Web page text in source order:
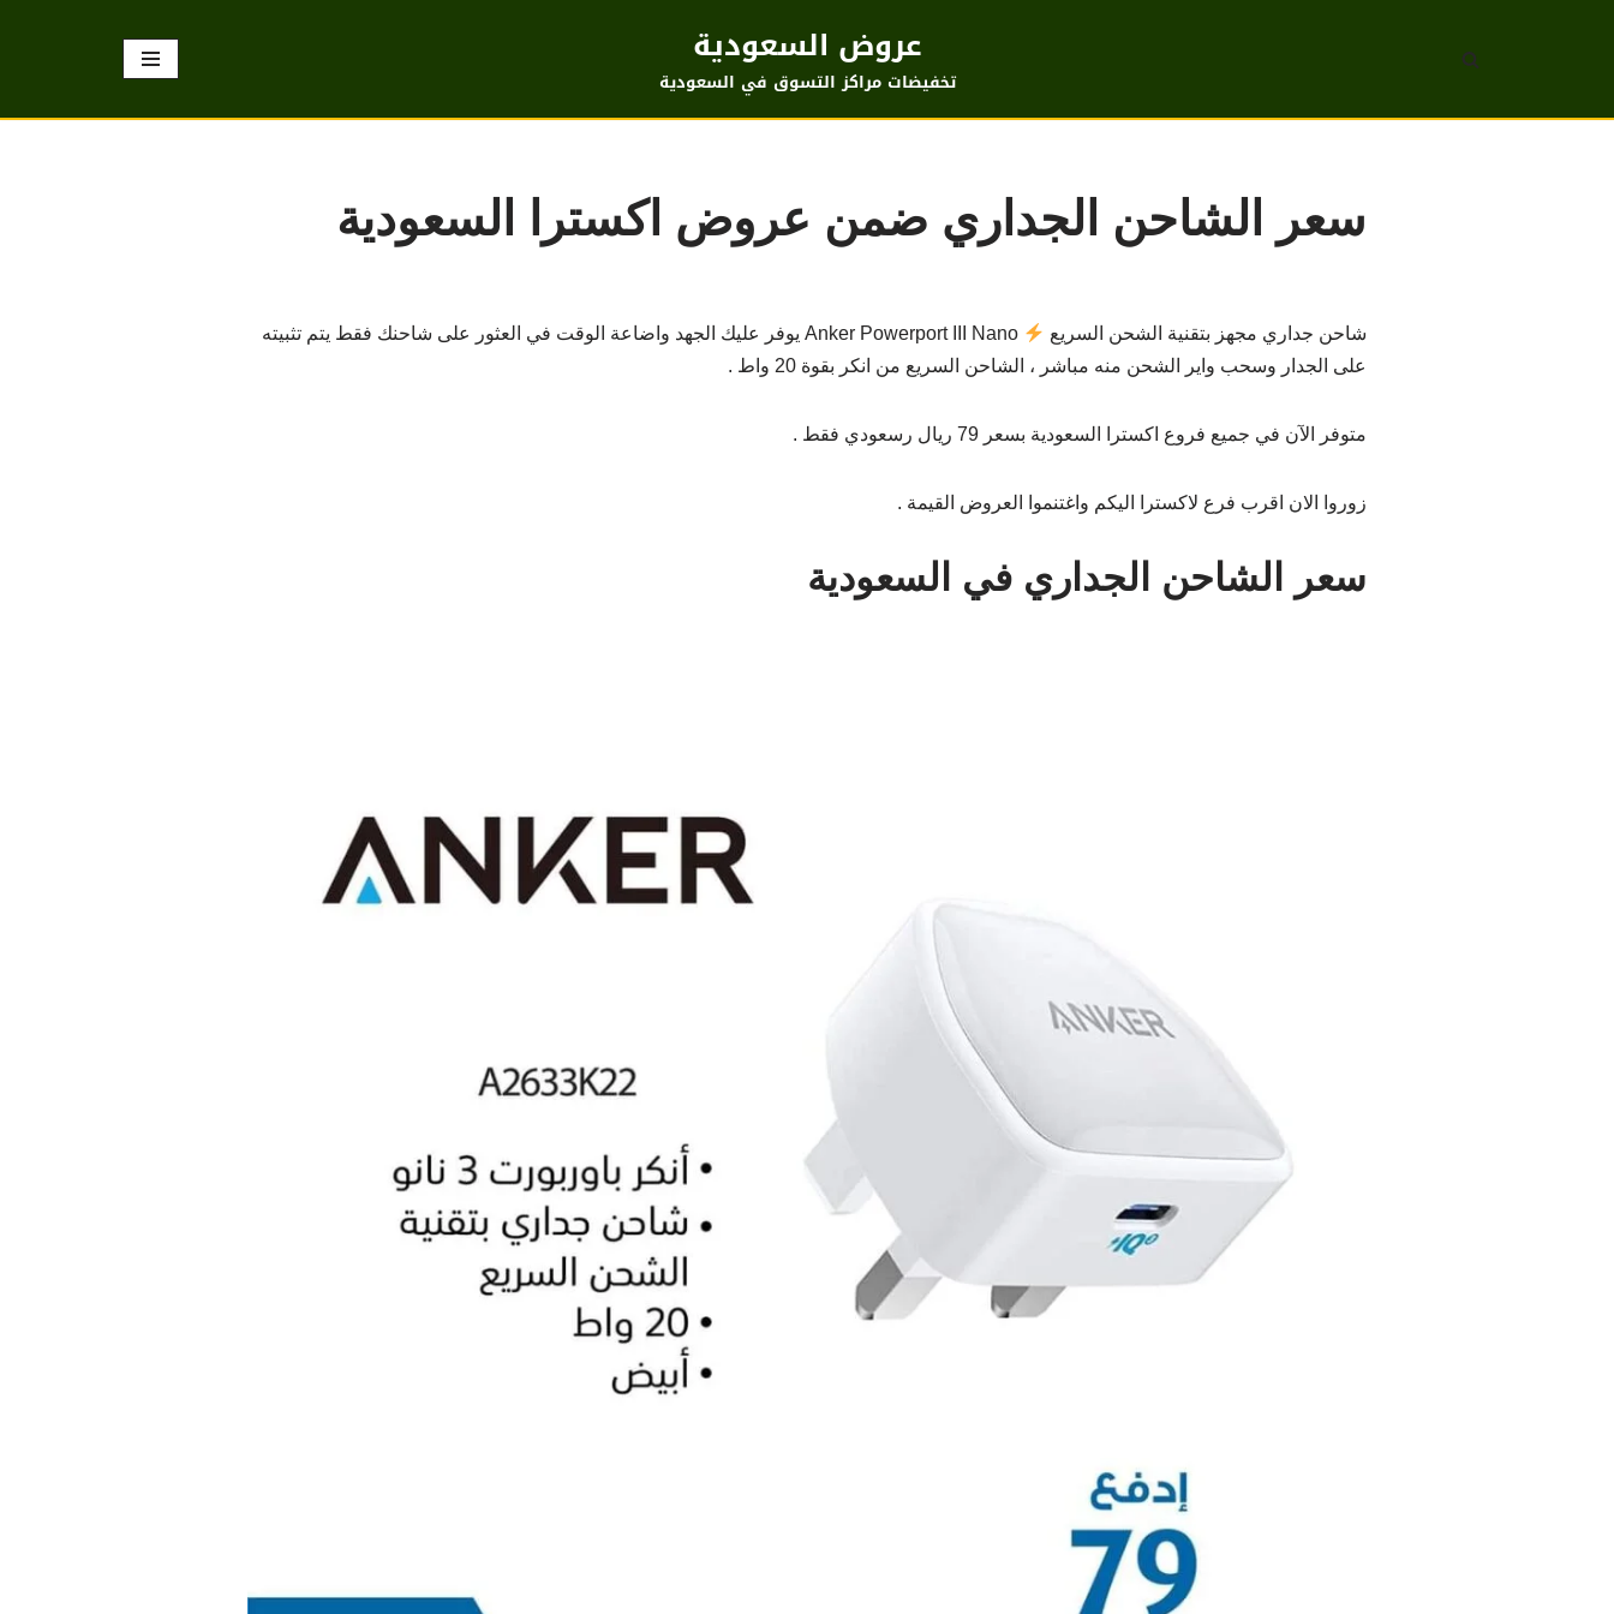
عروض السعودية
تخفيضات مراكز التسوق في السعودية
سعر الشاحن الجداري ضمن عروض اكسترا السعودية
شاحن جداري مجهز بتقنية الشحن السريع
Anker Powerport III Nano يوفر عليك الجهد واضاعة الوقت في العثور على شاحنك فقط يتم تثبيته
على الجدار وسحب واير الشحن منه مباشر ، الشاحن السريع من انكر بقوة 20 واط .
متوفر الآن في جميع فروع اكسترا السعودية بسعر 79 ريال رسعودي فقط .
زوروا الان اقرب فرع لاكسترا اليكم واغتنموا العروض القيمة .
سعر الشاحن الجداري في السعودية